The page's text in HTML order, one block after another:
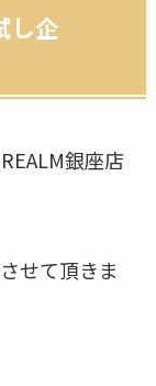
し企
銀座店
せて頂きま